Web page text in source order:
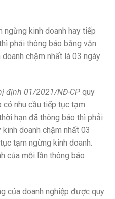
ngừng kinh doanh hay tiếp
phải thông báo bằng văn
chậm nhất là 03 ngày
định 01/2021/NĐ-CP quy
có nhu cầu tiếp tục tạm
hạn đã thông báo thì phải
doanh chậm nhất 03
tạm ngừng kinh doanh.
của mỗi lần thông báo
của doanh nghiệp được quy